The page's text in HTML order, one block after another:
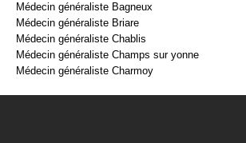
Médecin généraliste Bagneux
Médecin généraliste Briare
Médecin généraliste Chablis
Médecin généraliste Champs sur yonne
Médecin généraliste Charmoy